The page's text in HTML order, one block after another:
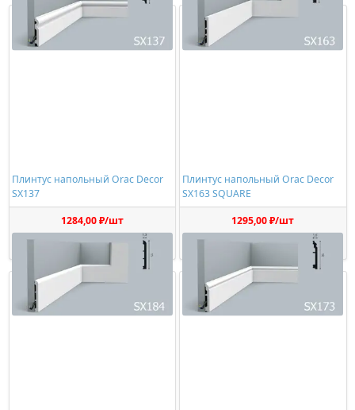
Плинтус напольный Orac Decor
SX137
1284,00 ₽/шт
Купить
Плинтус напольный Orac Decor
SX163 SQUARE
1295,00 ₽/шт
Купить